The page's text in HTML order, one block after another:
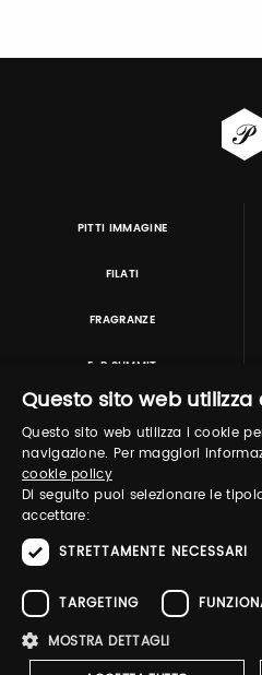
PITTI IMMAGINE
FILATI
FRAGRANZE
E-P SUMMIT
TUTORING &
Pitti Immagine S.r.l. P.I./CF 03443240480
imprese Firenze REA FI-363274 ·
Questo sito web utilizza
Questo sito web utilizza i cookie
navigazione. Per maggiori
cookie policy
Di seguito puoi selezionare le
accettare:
STRETTAMENTE NECESSARI
TARGETING
MOSTRA DETTAGLI